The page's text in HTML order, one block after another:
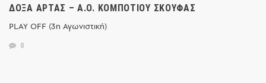
ΔΌΞΑ ΆΡΤΑΣ – Α.Ο. ΚΟΜΠΟΤΊΟΥ ΣΚΟΥΦΆΣ
PLAY OFF (3η Αγωνιστική)
0